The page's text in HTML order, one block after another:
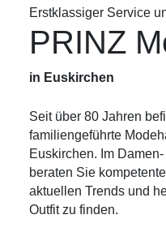
Erstklassiger Service
PRINZ
in Euskirchen
Seit über 80 Jahren
familiengeführte
Euskirchen. Im
beraten Sie
aktuellen Trends und
Outfit zu finden.